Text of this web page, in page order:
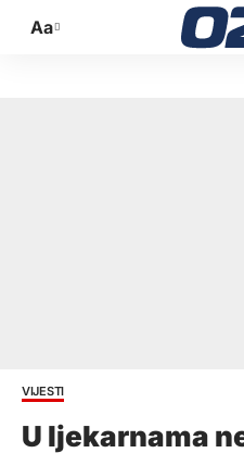
Promijeni
Aa
VIJESTI
U ljekarnama